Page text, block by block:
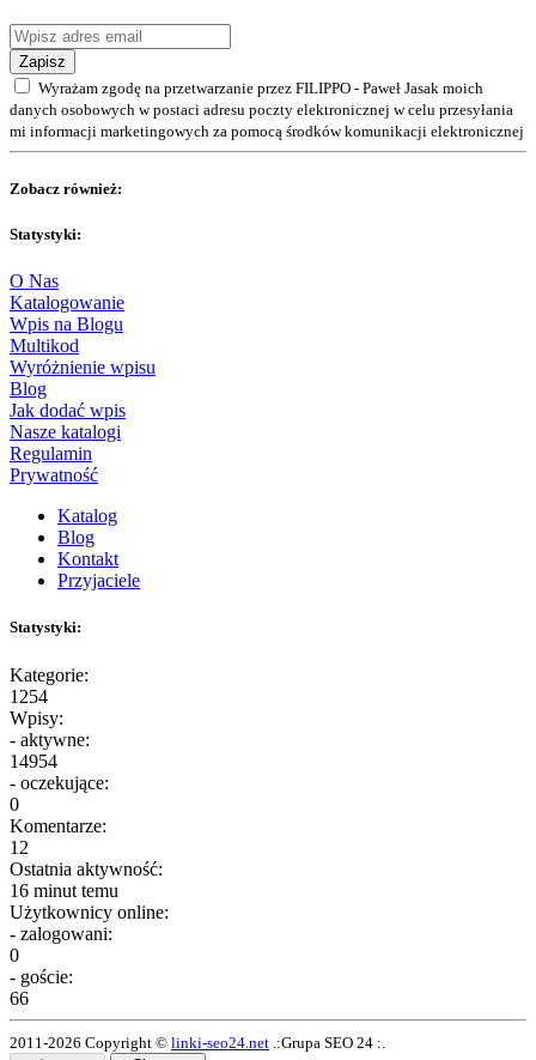
Zapisz
Wyrażam zgodę na przetwarzanie przez FILIPPO - Paweł Jasak moich
danych osobowych w postaci adresu poczty elektronicznej w celu przesyłania
mi informacji marketingowych za pomocą środków komunikacji elektronicznej
Zobacz również:
Statystyki:
O Nas
Katalogowanie
Wpis na Blogu
Multikod
Wyróżnienie wpisu
Blog
Jak dodać wpis
Nasze katalogi
Regulamin
Prywatność
Katalog
Blog
Kontakt
Przyjaciele
Statystyki:
Kategorie:
1254
Wpisy:
- aktywne:
14954
- oczekujące:
0
Komentarze:
12
Ostatnia aktywność:
16 minut temu
Użytkownicy online:
- zalogowani:
0
- goście:
66
2011-2026 Copyright © linki-seo24.net .:Grupa SEO 24 :.